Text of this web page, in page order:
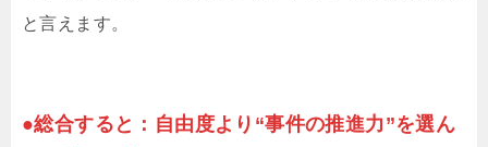
と言えます。
●総合すると：自由度より“事件の推進力”を選ん